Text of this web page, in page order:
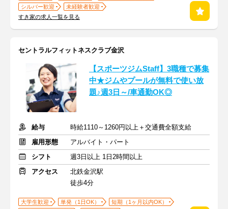
シルバー歓迎
未経験者歓迎
すき家の求人一覧を見る
セントラルフィットネスクラブ金沢
【スポーツジムStaff】3職種で募集
中★ジムやプールが無料で使い放
題♪週3日～/車通勤OK◎
給与
時給1110～1260円以上＋交通費全額支給
雇用形態
アルバイト・パート
シフト
週3日以上 1日2時間以上
アクセス
北鉄金沢駅
徒歩4分
大学生歓迎 単発（1日OK）
短期（1ヶ月以内OK）